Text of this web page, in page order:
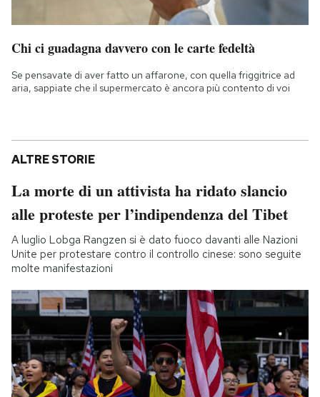
Chi ci guadagna davvero con le carte fedeltà
Se pensavate di aver fatto un affarone, con quella friggitrice ad
aria, sappiate che il supermercato è ancora più contento di voi
ALTRE STORIE
La morte di un attivista ha ridato slancio
alle proteste per l’indipendenza del Tibet
A luglio Lobga Rangzen si è dato fuoco davanti alle Nazioni
Unite per protestare contro il controllo cinese: sono seguite
molte manifestazioni